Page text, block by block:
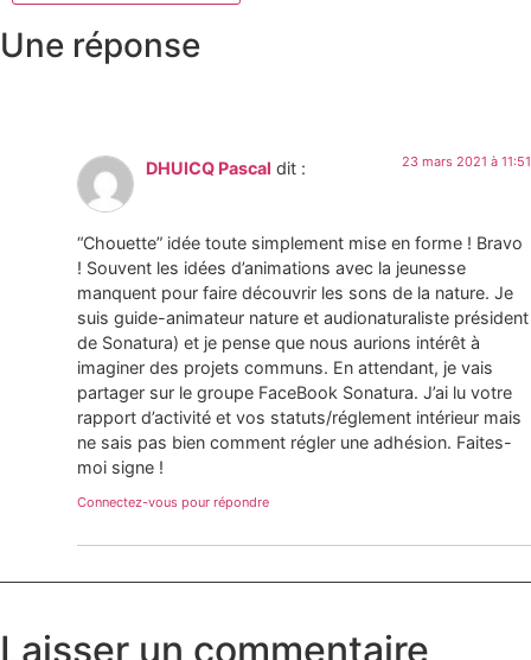
Une réponse
DHUICQ Pascal dit : 23 mars 2021 à 11:51
“Chouette” idée toute simplement mise en forme ! Bravo
! Souvent les idées d’animations avec la jeunesse
manquent pour faire découvrir les sons de la nature. Je
suis guide-animateur nature et audionaturaliste président
de Sonatura) et je pense que nous aurions intérêt à
imaginer des projets communs. En attendant, je vais
partager sur le groupe FaceBook Sonatura. J’ai lu votre
rapport d’activité et vos statuts/réglement intérieur mais
ne sais pas bien comment régler une adhésion. Faites-
moi signe !
Connectez-vous pour répondre
Laisser un commentaire